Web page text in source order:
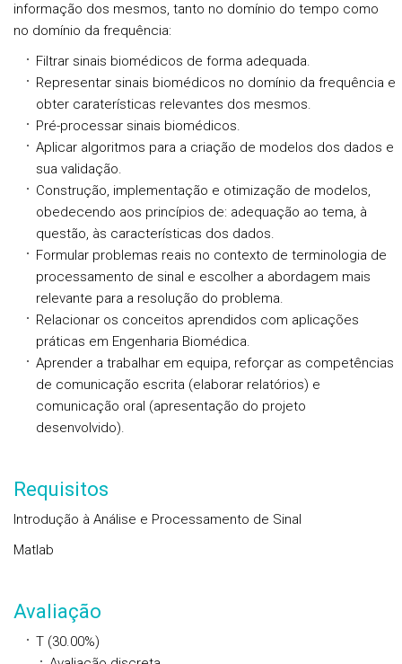
informação dos mesmos, tanto no domínio do tempo como
no domínio da frequência:
Filtrar sinais biomédicos de forma adequada.
Representar sinais biomédicos no domínio da frequência e
obter caraterísticas relevantes dos mesmos.
Pré-processar sinais biomédicos.
Aplicar algoritmos para a criação de modelos dos dados e
sua validação.
Construção, implementação e otimização de modelos,
obedecendo aos princípios de: adequação ao tema, à
questão, às características dos dados.
Formular problemas reais no contexto de terminologia de
processamento de sinal e escolher a abordagem mais
relevante para a resolução do problema.
Relacionar os conceitos aprendidos com aplicações
práticas em Engenharia Biomédica.
Aprender a trabalhar em equipa, reforçar as competências
de comunicação escrita (elaborar relatórios) e
comunicação oral (apresentação do projeto
desenvolvido).
Requisitos
Introdução à Análise e Processamento de Sinal
Matlab
Avaliação
T (30.00%)